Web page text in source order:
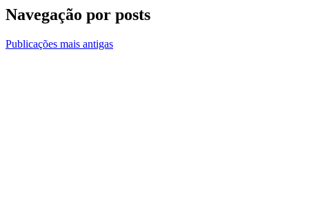
Navegação por posts
Publicações mais antigas